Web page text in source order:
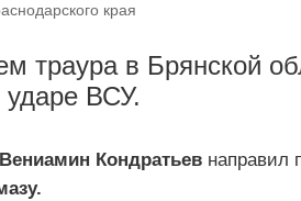
края
траура в Брянской
ударе ВСУ.
Вениамин Кондратьевнаправил